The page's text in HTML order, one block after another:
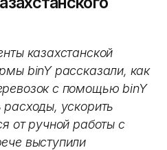
казахстанской
binY рассказали, как
с помощью binY
ускорить
от ручной работы с
выступили